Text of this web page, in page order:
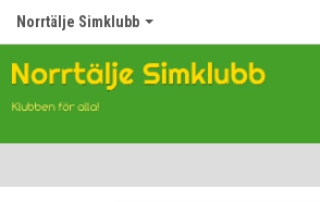
Norrtälje Simklubb